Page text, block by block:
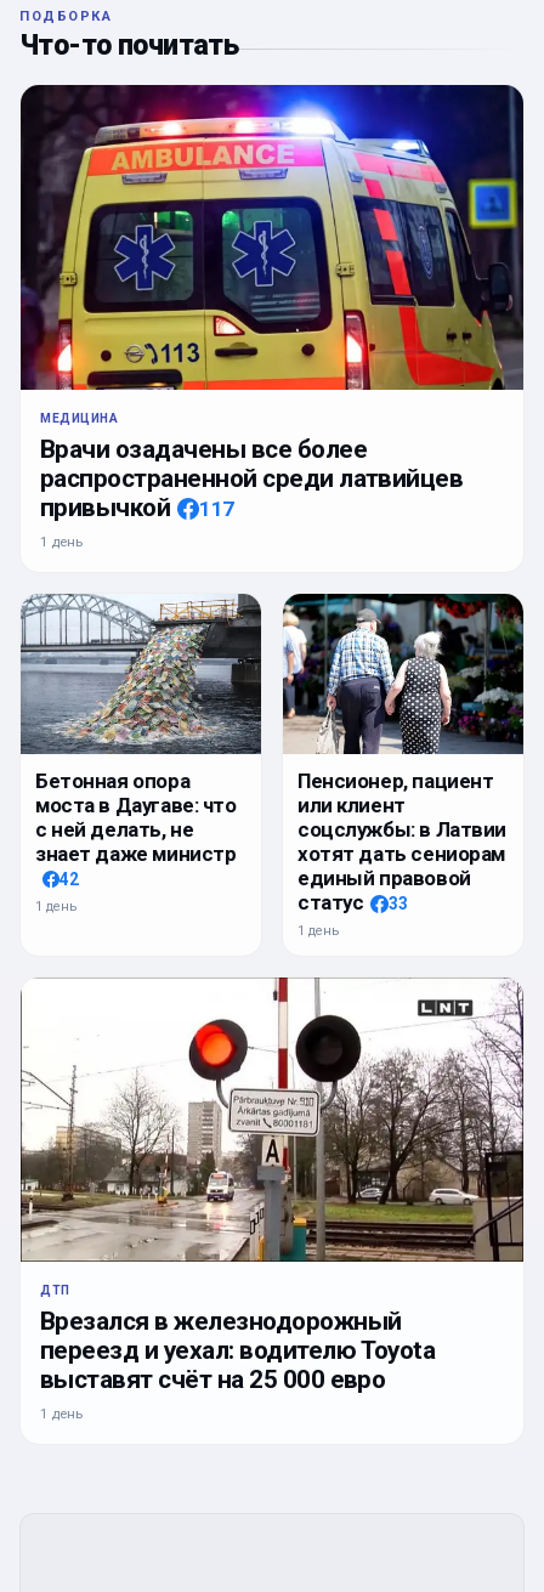
ПОДБОРКА
Что-то почитать
МЕДИЦИНА
Врачи озадачены все более
распространенной среди латвийцев
привычкой
117
1 день
Бетонная опора
моста в Даугаве: что
с ней делать, не
знает даже министр
42
1 день
Пенсионер, пациент
или клиент
соцслужбы: в Латвии
хотят дать сениорам
единый правовой
статус
33
1 день
ДТП
Врезался в железнодорожный
переезд и уехал: водителю Toyota
выставят счёт на 25 000 евро
1 день